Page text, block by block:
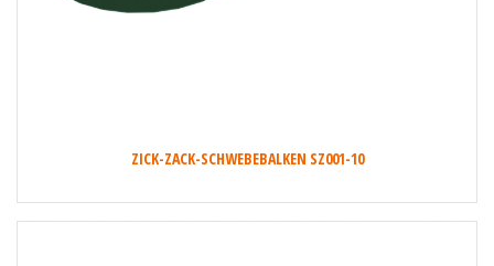
ZICK-ZACK-SCHWEBEBALKEN SZ001-10